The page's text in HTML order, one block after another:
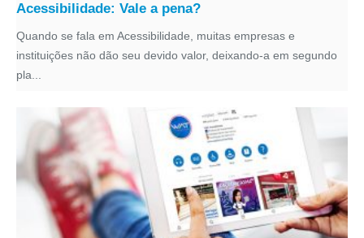
Acessibilidade: Vale a pena?
Quando se fala em Acessibilidade, muitas empresas e
instituições não dão seu devido valor, deixando-a em segundo
pla...